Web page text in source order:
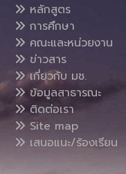
หลักสูตร
การศึกษา
คณะและหน่วยงาน
ข่าวสาร
เกี่ยวกับ มช.
ข้อมูลสาธารณะ
ติดต่อเรา
Site map
เสนอแนะ/ร้องเรียน